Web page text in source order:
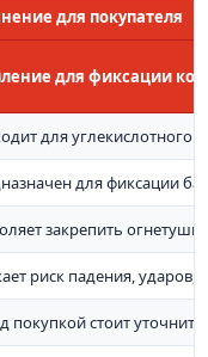
для покупателя
для фиксации
для углекислотного
для фиксации
закрепить
риск падения, ударов,
покупкой стоит